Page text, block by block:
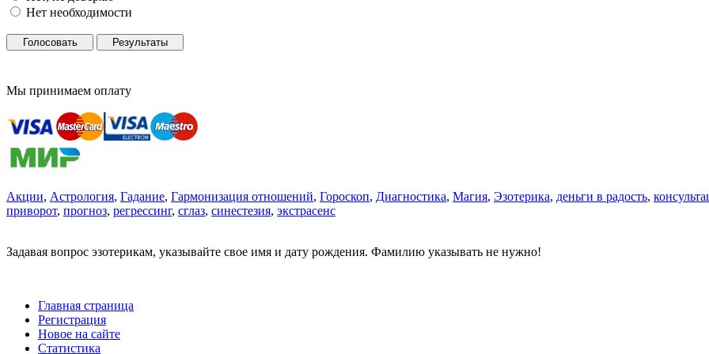
Нет необходимости
Голосовать Результаты
Мы принимаем оплату
Акции, Астрология, Гадание, Гармонизация отношений, Гороскоп, Диагностика, Магия, Эзотерика, деньги в радость,
приворот, прогноз, регрессинг, сглаз, синестезия, экстрасенс
Задавая вопрос эзотерикам, указывайте свое имя и дату рождения. Фамилию указывать не нужно!
Главная страница
Регистрация
Новое на сайте
Статистика